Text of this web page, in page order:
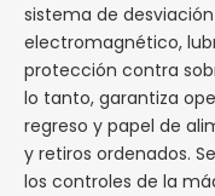
sistema de
electromagnético,
protección contra
lo tanto, garantiza
regreso y papel de
y retiros ordenados.
los controles de la